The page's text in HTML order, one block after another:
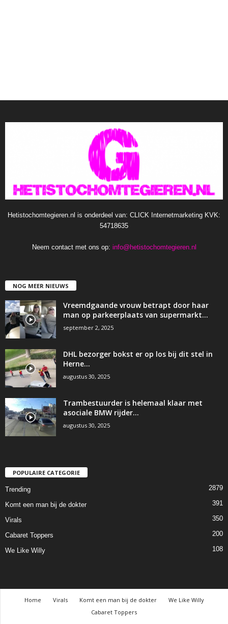
Hetistochomtegieren.nl is onderdeel van: CLICK Internetmarketing KVK:
54718635
Neem contact met ons op: info@hetistochomtegieren.nl
NOG MEER NIEUWS
Vreemdgaande vrouw betrapt door haar
man op parkeerplaats van supermarkt…
september 2, 2025
DHL bezorger bokst er op los bij dit stel in
Herne…
augustus 30, 2025
Trambestuurder is helemaal klaar met
asociale BMW rijder…
augustus 30, 2025
POPULAIRE CATEGORIE
Trending 2879
Komt een man bij de dokter 391
Virals 350
Cabaret Toppers 200
We Like Willy 108
Home Virals Komt een man bij de dokter
We Like Willy
Cabaret Toppers